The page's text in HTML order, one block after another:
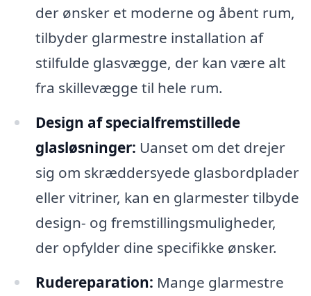
der ønsker et moderne og åbent rum,
tilbyder glarmestre installation af
stilfulde glasvægge, der kan være alt
fra skillevægge til hele rum.
Design af specialfremstillede
glasløsninger: Uanset om det drejer
sig om skræddersyede glasbordplader
eller vitriner, kan en glarmester tilbyde
design- og fremstillingsmuligheder,
der opfylder dine specifikke ønsker.
Rudereparation: Mange glarmestre